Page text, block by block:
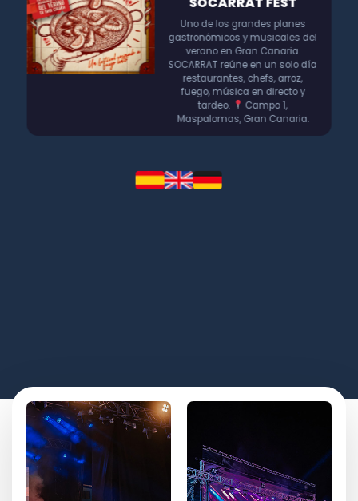
Uno de los grandes planes
gastronómicos y musicales del
verano en Gran Canaria.
SOCARRAT reúne en un solo día
restaurantes, chefs, arroz,
fuego, música en directo y
tardeo.
Campo 1,
Maspalomas, Gran Canaria.